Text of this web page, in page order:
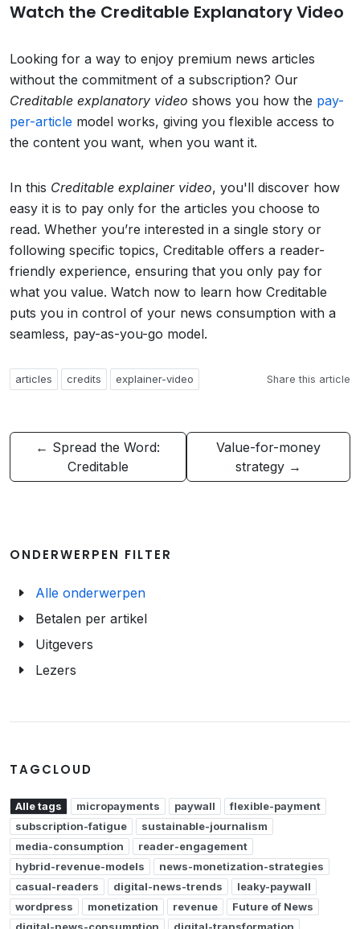
Watch the Creditable Explanatory Video
Looking for a way to enjoy premium news articles
without the commitment of a subscription? Our
Creditable explanatory video shows you how the pay-
per-article model works, giving you flexible access to
the content you want, when you want it.
In this Creditable explainer video, you'll discover how
easy it is to pay only for the articles you choose to
read. Whether you’re interested in a single story or
following specific topics, Creditable offers a reader-
friendly experience, ensuring that you only pay for
what you value. Watch now to learn how Creditable
puts you in control of your news consumption with a
seamless, pay-as-you-go model.
articles credits explainer-video Share this article
← Spread the Word:
Creditable
Value-for-money
strategy →
ONDERWERPEN FILTER
Alle onderwerpen
Betalen per artikel
Uitgevers
Lezers
TAGCLOUD
Alle tags micropayments paywall
flexible-payment
subscription-fatigue
sustainable-journalism
media-consumption
reader-engagement
hybrid-revenue-models
news-monetization-strategies
casual-readers
digital-news-trends
leaky-paywall
wordpress
monetization revenue
Future of News